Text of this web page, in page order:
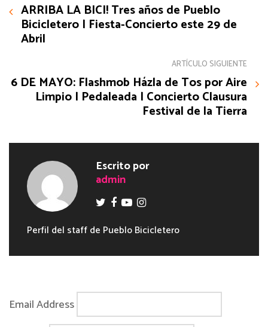
ARRIBA LA BICI! Tres años de Pueblo
Bicicletero | Fiesta-Concierto este 29 de
Abril
ARTÍCULO SIGUIENTE
6 DE MAYO: Flashmob Házla de Tos por Aire
Limpio | Pedaleada | Concierto Clausura
Festival de la Tierra
Escrito por
admin
Perfil del staff de Pueblo Bicicletero
Email Address